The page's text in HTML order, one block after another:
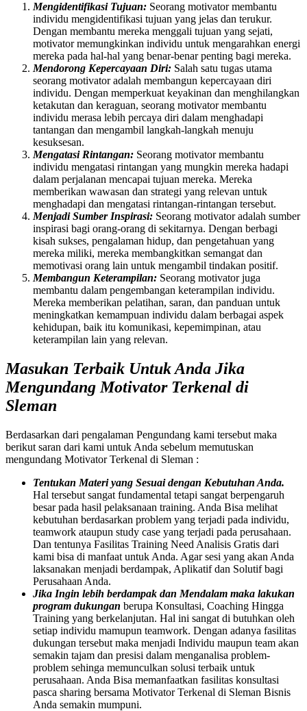
Mengidentifikasi Tujuan: Seorang motivator membantu
individu mengidentifikasi tujuan yang jelas dan terukur.
Dengan membantu mereka menggali tujuan yang sejati,
motivator memungkinkan individu untuk mengarahkan energi
mereka pada hal-hal yang benar-benar penting bagi mereka.
Mendorong Kepercayaan Diri: Salah satu tugas utama
seorang motivator adalah membangun kepercayaan diri
individu. Dengan memperkuat keyakinan dan menghilangkan
ketakutan dan keraguan, seorang motivator membantu
individu merasa lebih percaya diri dalam menghadapi
tantangan dan mengambil langkah-langkah menuju
kesuksesan.
Mengatasi Rintangan: Seorang motivator membantu
individu mengatasi rintangan yang mungkin mereka hadapi
dalam perjalanan mencapai tujuan mereka. Mereka
memberikan wawasan dan strategi yang relevan untuk
menghadapi dan mengatasi rintangan-rintangan tersebut.
Menjadi Sumber Inspirasi: Seorang motivator adalah sumber
inspirasi bagi orang-orang di sekitarnya. Dengan berbagi
kisah sukses, pengalaman hidup, dan pengetahuan yang
mereka miliki, mereka membangkitkan semangat dan
memotivasi orang lain untuk mengambil tindakan positif.
Membangun Keterampilan: Seorang motivator juga
membantu dalam pengembangan keterampilan individu.
Mereka memberikan pelatihan, saran, dan panduan untuk
meningkatkan kemampuan individu dalam berbagai aspek
kehidupan, baik itu komunikasi, kepemimpinan, atau
keterampilan lain yang relevan.
Masukan Terbaik Untuk Anda Jika
Mengundang Motivator Terkenal di
Sleman
Berdasarkan dari pengalaman Pengundang kami tersebut maka
berikut saran dari kami untuk Anda sebelum memutuskan
mengundang Motivator Terkenal di Sleman :
Tentukan Materi yang Sesuai dengan Kebutuhan Anda.
Hal tersebut sangat fundamental tetapi sangat berpengaruh
besar pada hasil pelaksanaan training. Anda Bisa melihat
kebutuhan berdasarkan problem yang terjadi pada individu,
teamwork ataupun study case yang terjadi pada perusahaan.
Dan tentunya Fasilitas Training Need Analisis Gratis dari
kami bisa di manfaat untuk Anda. Agar sesi yang akan Anda
laksanakan menjadi berdampak, Aplikatif dan Solutif bagi
Perusahaan Anda.
Jika Ingin lebih berdampak dan Mendalam maka lakukan
program dukungan berupa Konsultasi, Coaching Hingga
Training yang berkelanjutan. Hal ini sangat di butuhkan oleh
setiap individu mamupun teamwork. Dengan adanya fasilitas
dukungan tersebut maka menjadi Individu maupun team akan
semakin tajam dan presisi dalam menganalisa problem-
problem sehinga memunculkan solusi terbaik untuk
perusahaan. Anda Bisa memanfaatkan fasilitas konsultasi
pasca sharing bersama Motivator Terkenal di Sleman Bisnis
Anda semakin mumpuni.